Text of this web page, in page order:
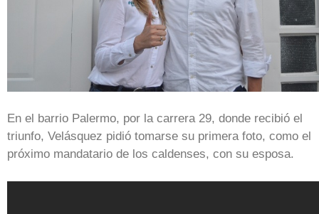
En el barrio Palermo, por la carrera 29, donde recibió el
triunfo, Velásquez pidió tomarse su primera foto, como el
próximo mandatario de los caldenses, con su esposa.